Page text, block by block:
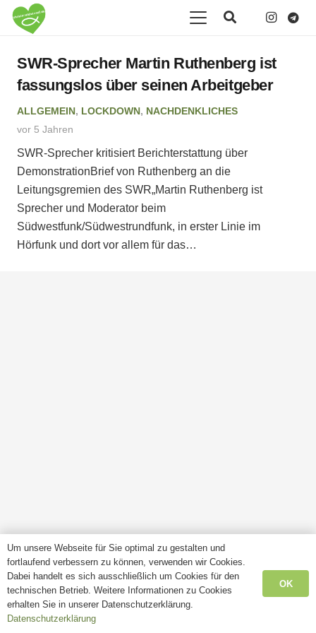
SWR-Sprecher Martin Ruthenberg ist
fassungslos über seinen Arbeitgeber
ALLGEMEIN, LOCKDOWN, NACHDENKLICHES
vor 5 Jahren
SWR-Sprecher kritisiert Berichterstattung über
DemonstrationBrief von Ruthenberg an die
Leitungsgremien des SWR„Martin Ruthenberg ist
Sprecher und Moderator beim
Südwestfunk/Südwestrundfunk, in erster Linie im
Hörfunk und dort vor allem für das…
Um unsere Webseite für Sie optimal zu gestalten und
fortlaufend verbessern zu können, verwenden wir Cookies.
Dabei handelt es sich ausschließlich um Cookies für den
technischen Betrieb. Weitere Informationen zu Cookies
erhalten Sie in unserer Datenschutzerklärung.
Datenschutzerklärung
OK